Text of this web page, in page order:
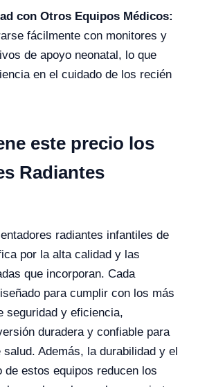
con Otros Equipos Médicos:
fácilmente con monitores y
de apoyo neonatal, lo que
en el cuidado de los recién
este precio los
Radiantes
radiantes infantiles de
por la alta calidad y las
que incorporan. Cada
para cumplir con los más
seguridad y eficiencia,
duradera y confiable para
Además, la durabilidad y el
de estos equipos reducen los